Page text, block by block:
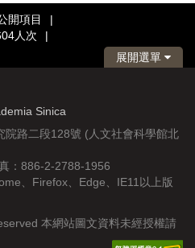
開項目
|
人次
|
展開選單
Sinica
路二段128號 (人文社會科學館北
886-2-2788-1956
、Firefox、Edge、IE11以上版
本網站圖文資料未經授權請